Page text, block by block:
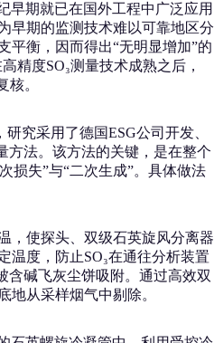
早期就已在国外工程中广泛应用
早期的监测技术难以可靠地区分
平衡，因而得出“无明显增加”的
精度SO₃测量技术成熟之后，
核。
究采用了德国ESG公司开发、
方法。该方法的关键，是在整个
损失”与“二次生成”。具体做法
，使探头、双级石英旋风分离器
温度，防止SO₃在通往分析装置
含碱飞灰尘饼吸附。通过高效双
地从采样烟气中剔除。